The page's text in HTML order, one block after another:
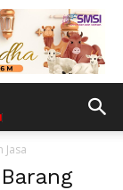
Jasa